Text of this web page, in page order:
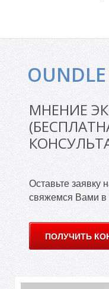
МНЕНИЕ
Оставьте заявку
свяжемся Вами в
ПОЛУЧИТЬ